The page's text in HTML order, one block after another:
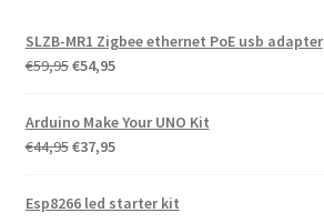
Goed product en zeer
snelle levering
Goede prijs. Netjes en
snel verzonden. Gewoon
Mario
SLZB-MR1 Zigbee ethernet PoE usb adapter
€59,95Oorspronkelijke
was:
€59,95.
€54,95Huidige
is:
€54,95.
Arduino Make Your UNO Kit
€44,95Oorspronkelijke
was:
€44,95.
€37,95Huidige
is:
€37,95.
Esp8266 led starter kit